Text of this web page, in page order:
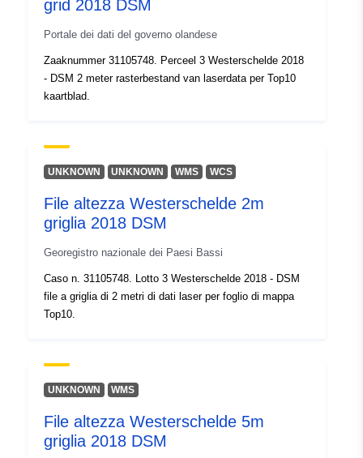
grid 2018 DSM
Portale dei dati del governo olandese
Zaaknummer 31105748. Perceel 3 Westerschelde 2018
- DSM 2 meter rasterbestand van laserdata per Top10
kaartblad.
UNKNOWN UNKNOWN WMS WCS
File altezza Westerschelde 2m
griglia 2018 DSM
Georegistro nazionale dei Paesi Bassi
Caso n. 31105748. Lotto 3 Westerschelde 2018 - DSM
file a griglia di 2 metri di dati laser per foglio di mappa
Top10.
UNKNOWN WMS
File altezza Westerschelde 5m
griglia 2018 DSM